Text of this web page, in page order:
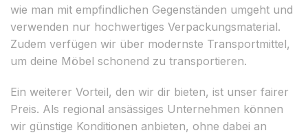
wie man mit empfindlichen Gegenständen umgeht und
verwenden nur hochwertiges Verpackungsmaterial.
Zudem verfügen wir über modernste Transportmittel,
um deine Möbel schonend zu transportieren.
Ein weiterer Vorteil, den wir dir bieten, ist unser fairer
Preis. Als regional ansässiges Unternehmen können
wir günstige Konditionen anbieten, ohne dabei an